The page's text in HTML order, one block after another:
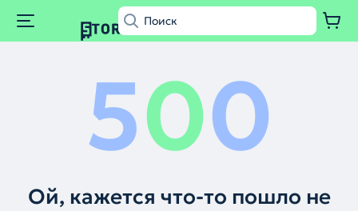
500
Ой, кажется что-то пошло не